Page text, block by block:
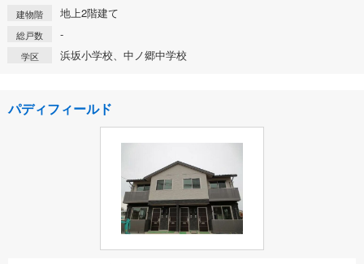
建物階 地上2階建て
総戸数 -
学区 浜坂小学校、中ノ郷中学校
パディフィールド